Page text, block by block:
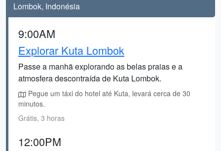
Lombok, Indonésia
9:00AM
Explorar Kuta Lombok
Passe a manhã explorando as belas praias e a
atmosfera descontraída de Kuta Lombok.
Pegue um táxi do hotel até Kuta, levará cerca de 30
minutos.
Grátis, 3 horas
12:00PM